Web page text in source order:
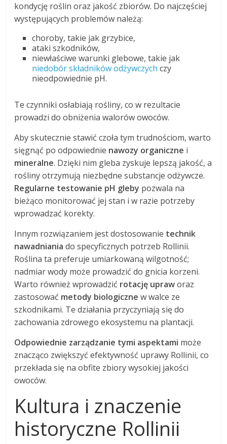
kondycję roślin oraz jakość zbiorów. Do najczęściej
występujących problemów należą:
choroby, takie jak grzybice,
ataki szkodników,
niewłaściwe warunki glebowe, takie jak
niedobór składników odżywczych czy
nieodpowiednie pH.
Te czynniki osłabiają rośliny, co w rezultacie
prowadzi do obniżenia walorów owoców.
Aby skutecznie stawić czoła tym trudnościom, warto
sięgnąć po odpowiednie nawozy organiczne i
mineralne. Dzięki nim gleba zyskuje lepszą jakość, a
rośliny otrzymują niezbędne substancje odżywcze.
Regularne testowanie pH gleby pozwala na
bieżąco monitorować jej stan i w razie potrzeby
wprowadzać korekty.
Innym rozwiązaniem jest dostosowanie technik
nawadniania do specyficznych potrzeb Rollinii.
Roślina ta preferuje umiarkowaną wilgotność;
nadmiar wody może prowadzić do gnicia korzeni.
Warto również wprowadzić rotację upraworaz
zastosować metody biologiczne w walce ze
szkodnikami. Te działania przyczyniają się do
zachowania zdrowego ekosystemu na plantacji.
Odpowiednie zarządzanie tymi aspektami może
znacząco zwiększyć efektywność uprawy Rollinii, co
przekłada się na obfite zbiory wysokiej jakości
owoców.
Kultura i znaczenie
historyczne Rollinii